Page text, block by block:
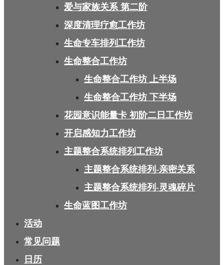
爱与家族关系 第二阶
深度清理疗愈工作坊
生命专车排列工作坊
生命整合工作坊
生命整合工作坊 上半场
生命整合工作坊 下半场
花园意识能量卡 初阶二日工作坊
开启感知力工作坊
主题整合系统排列工作坊
主题整合系统排列-亲密关系
主题整合系统排列-灵魂碎片
生命蓝图工作坊
活动
常见问题
日历